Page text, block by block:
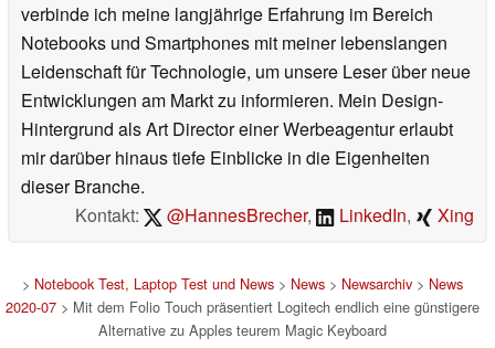
verbinde ich meine langjährige Erfahrung im Bereich
Notebooks und Smartphones mit meiner lebenslangen
Leidenschaft für Technologie, um unsere Leser über neue
Entwicklungen am Markt zu informieren. Mein Design-
Hintergrund als Art Director einer Werbeagentur erlaubt
mir darüber hinaus tiefe Einblicke in die Eigenheiten
dieser Branche.
Kontakt:
@HannesBrecher, LinkedIn, Xing
> Notebook Test, Laptop Test und News> News> Newsarchiv> News
2020-07> Mit dem Folio Touch präsentiert Logitech endlich eine günstigere
Alternative zu Apples teurem Magic Keyboard